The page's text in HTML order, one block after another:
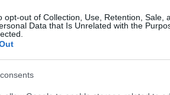
opt-out of Collection, Use, Retention, Sale,
Data that Is Unrelated with the
το τι συμβαίνει